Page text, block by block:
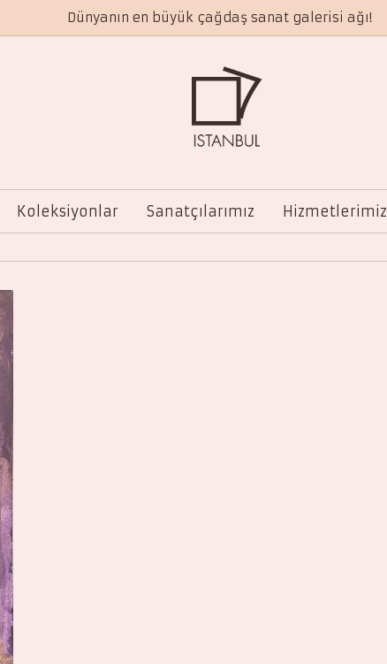
Dünyanın en büyük çağdaş sanat galerisi ağı!
Koleksiyonlar Sanatçılarımız Hizmetlerimiz